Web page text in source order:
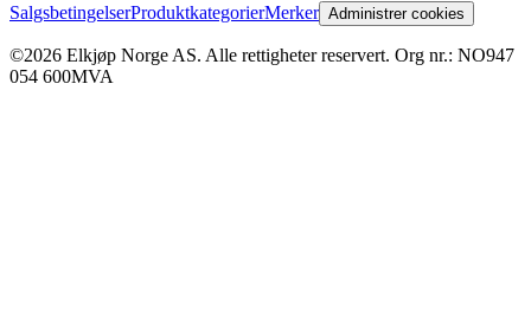
SalgsbetingelserProduktkategorierMerker Administrer cookies
©2026 Elkjøp Norge AS. Alle rettigheter reservert. Org nr.: NO947
054 600MVA